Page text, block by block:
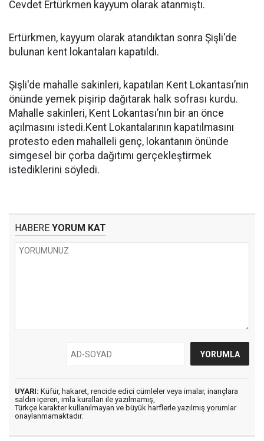
Cevdet Ertürkmen kayyum olarak atanmıştı.
Ertürkmen, kayyum olarak atandıktan sonra Şişli'de
bulunan kent lokantaları kapatıldı.
Şişli'de mahalle sakinleri, kapatılan Kent Lokantası’nın
önünde yemek pişirip dağıtarak halk sofrası kurdu.
Mahalle sakinleri, Kent Lokantası’nın bir an önce
açılmasını istedi.Kent Lokantalarının kapatılmasını
protesto eden mahalleli genç, lokantanın önünde
simgesel bir çorba dağıtımı gerçekleştirmek
istediklerini söyledi.
HABERE YORUM KAT
UYARI: Küfür, hakaret, rencide edici cümleler veya imalar, inançlara
saldırı içeren, imla kuralları ile yazılmamış,
Türkçe karakter kullanılmayan ve büyük harflerle yazılmış yorumlar
onaylanmamaktadır.